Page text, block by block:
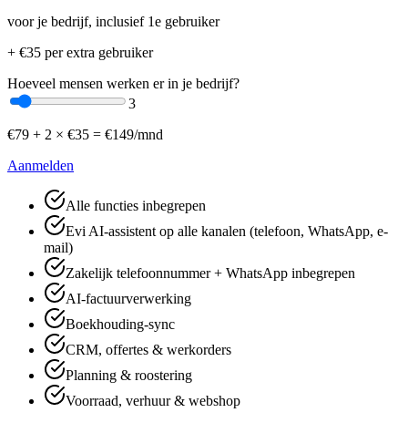
voor je bedrijf, inclusief 1e gebruiker
+ €35 per extra gebruiker
Hoeveel mensen werken er in je bedrijf?
3
€79 + 2 × €35 = €149/mnd
Aanmelden
Alle functies inbegrepen
Evi AI-assistent op alle kanalen (telefoon, WhatsApp, e-
mail)
Zakelijk telefoonnummer + WhatsApp inbegrepen
AI-factuurverwerking
Boekhouding-sync
CRM, offertes & werkorders
Planning & roostering
Voorraad, verhuur & webshop